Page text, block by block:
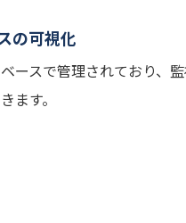
の可視化
ースで管理されており、
ます。